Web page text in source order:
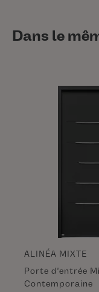
Dans le
ALINÉA MIXTE
Porte d'entrée
Contemporaine